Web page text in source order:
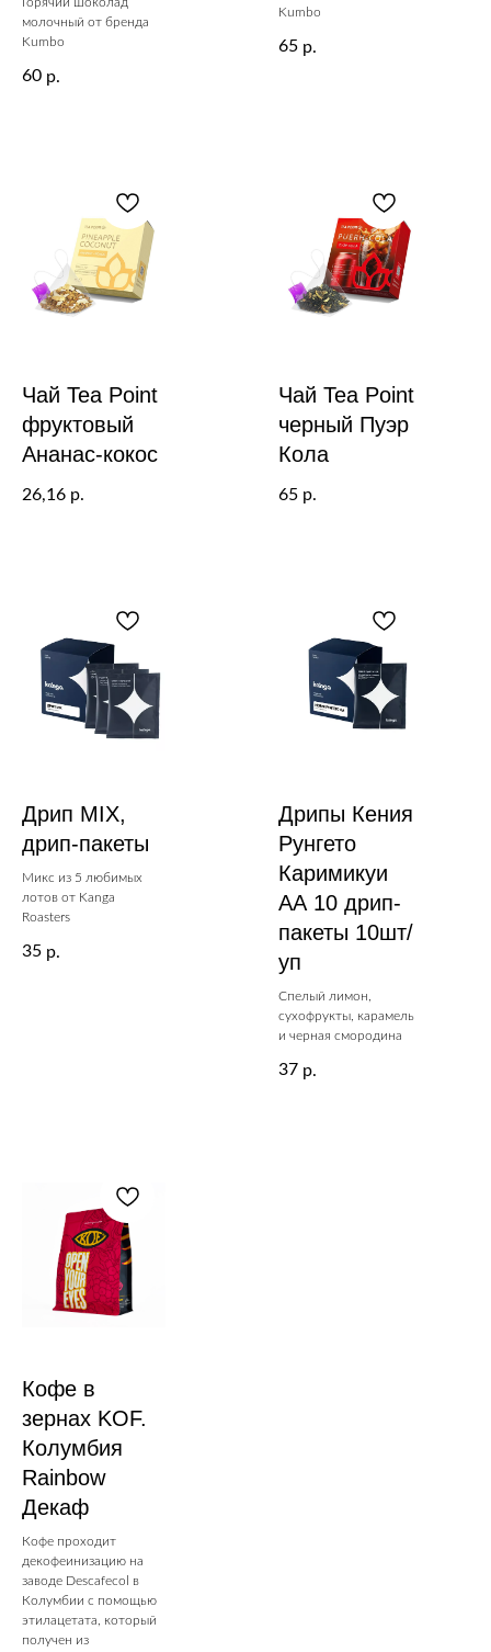
молочный от бренда
Kumbo
60 р.
Kumbo
65 р.
Чай Tea Point
фруктовый
Ананас-кокос
26,16 р.
Чай Tea Point
черный Пуэр
Кола
65 р.
Дрип MIX,
дрип-пакеты
Микс из 5 любимых
лотов от Kanga
Roasters
35 р.
Дрипы Кения
Рунгето
Каримикуи
АА 10 дрип-
пакеты 10шт/
уп
Спелый лимон,
сухофрукты, карамель
и черная смородина
37 р.
Кофе в
зернах KOF.
Колумбия
Rainbow
Декаф
Кофе проходит
декофеинизацию на
заводе Descafecol в
Колумбии с помощью
этилацетата, который
получен из